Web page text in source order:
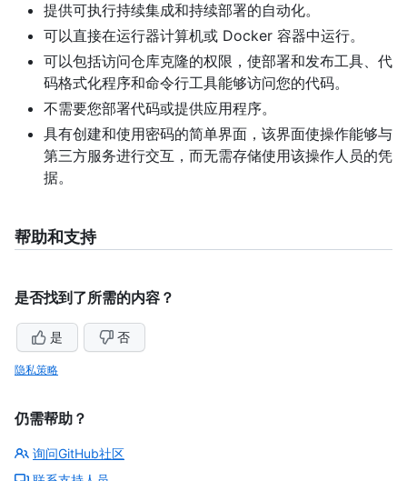
提供可执行持续集成和持续部署的自动化。
可以直接在运行器计算机或 Docker 容器中运行。
可以包括访问仓库克隆的权限，使部署和发布工具、代
码格式化程序和命令行工具能够访问您的代码。
不需要您部署代码或提供应用程序。
具有创建和使用密码的简单界面，该界面使操作能够与
第三方服务进行交互，而无需存储使用该操作人员的凭
据。
帮助和支持
是否找到了所需的内容？
是 否
隐私策略
仍需帮助？
询问GitHub社区